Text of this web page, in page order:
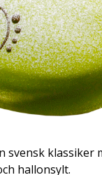
svensk klassiker
hallonsylt.